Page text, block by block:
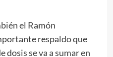
el Ramón
respaldo que
dosis se va a sumar en